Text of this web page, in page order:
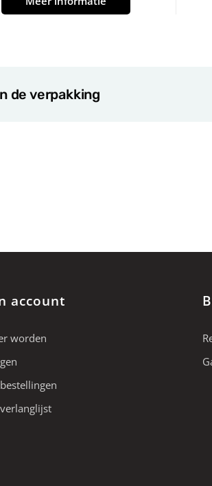
de verpakking
account
worden